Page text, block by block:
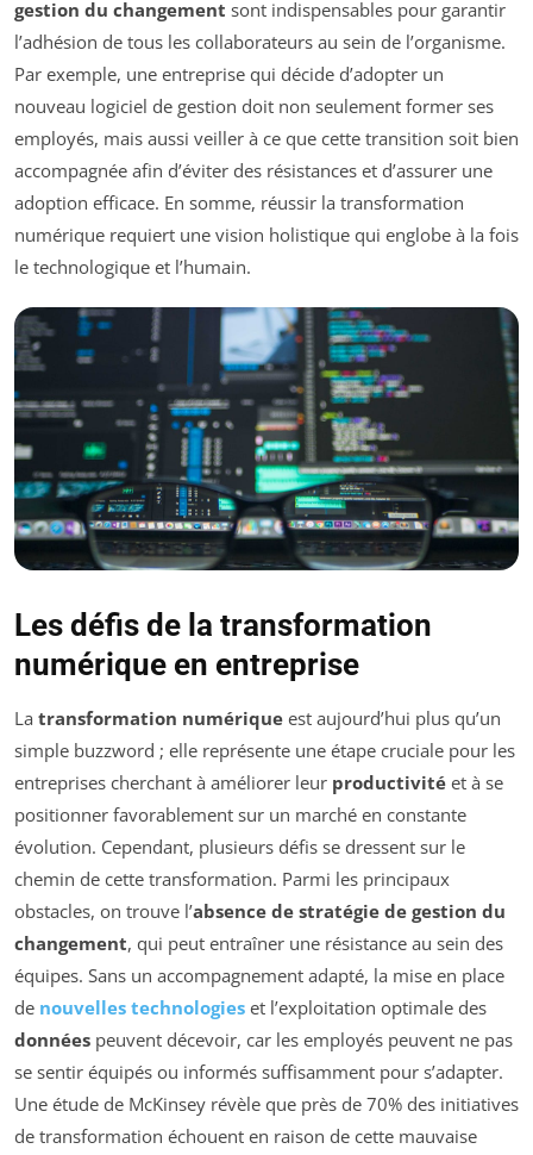
gestion du changement sont indispensables pour garantir
l’adhésion de tous les collaborateurs au sein de l’organisme.
Par exemple, une entreprise qui décide d’adopter un
nouveau logiciel de gestion doit non seulement former ses
employés, mais aussi veiller à ce que cette transition soit bien
accompagnée afin d’éviter des résistances et d’assurer une
adoption efficace. En somme, réussir la transformation
numérique requiert une vision holistique qui englobe à la fois
le technologique et l’humain.
Les défis de la transformation
numérique en entreprise
La transformation numérique est aujourd’hui plus qu’un
simple buzzword ; elle représente une étape cruciale pour les
entreprises cherchant à améliorer leur productivité et à se
positionner favorablement sur un marché en constante
évolution. Cependant, plusieurs défis se dressent sur le
chemin de cette transformation. Parmi les principaux
obstacles, on trouve l’absence de stratégie de gestion du
changement, qui peut entraîner une résistance au sein des
équipes. Sans un accompagnement adapté, la mise en place
de nouvelles technologies et l’exploitation optimale des
données peuvent décevoir, car les employés peuvent ne pas
se sentir équipés ou informés suffisamment pour s’adapter.
Une étude de McKinsey révèle que près de 70% des initiatives
de transformation échouent en raison de cette mauvaise